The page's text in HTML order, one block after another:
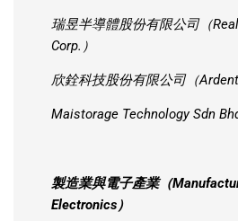
瑞昱半導體股份有限公司（
Corp.）
欣銓科技股份有限公司（
Maistorage Technology Sdn
製造業與電子產業（
Electronics）